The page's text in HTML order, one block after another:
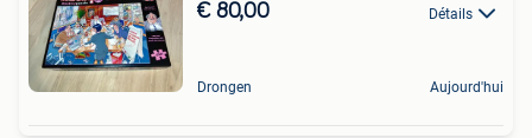
€ 80,00 Détails
Drongen Aujourd'hui